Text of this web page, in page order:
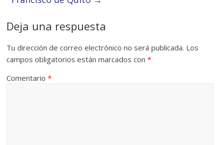
Deja una respuesta
Tu dirección de correo electrónico no será publicada. Los
campos obligatorios están marcados con*
Comentario*